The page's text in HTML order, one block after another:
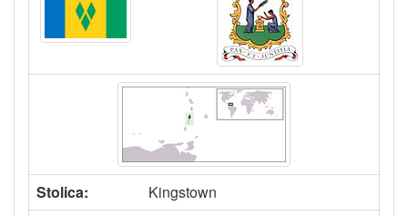
Stolica:
Kingstown